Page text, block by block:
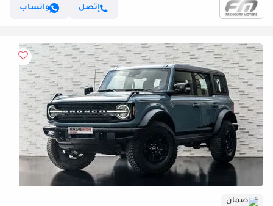
إتصل
واتساب
ضمان